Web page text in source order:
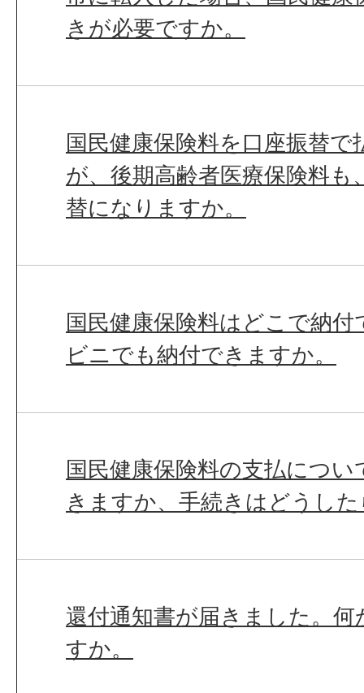
きが必要ですか。
国民健康保険料を口座振替
が、後期高齢者医療保険料も
替になりますか。
国民健康保険料はどこで納
ビニでも納付できますか。
国民健康保険料の支払につ
きますか、手続きはどうし
還付通知書が届きました。
すか。